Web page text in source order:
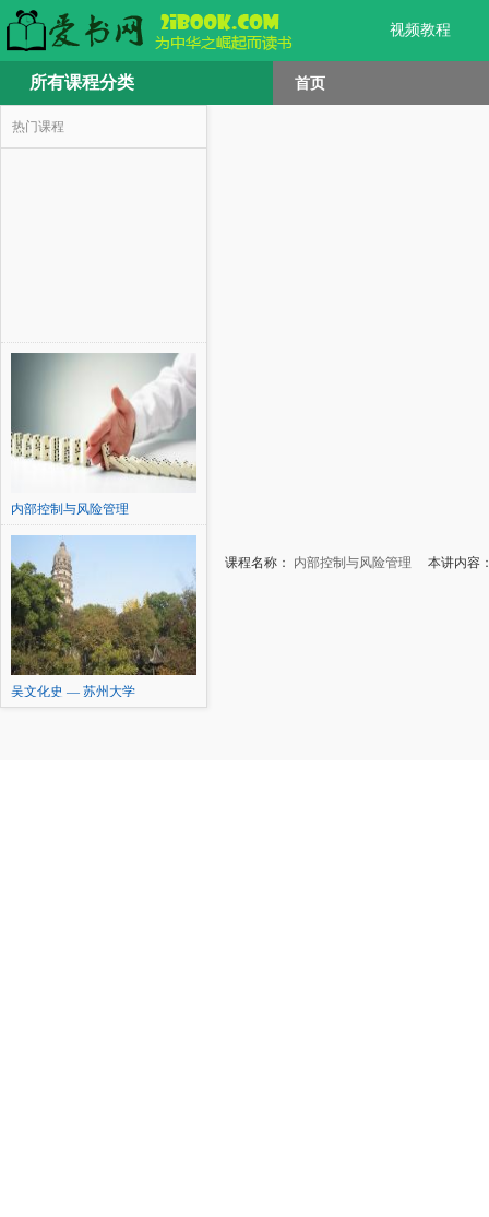
视频教程
所有课程分类 首页
热门课程
内部控制与风险管理
吴文化史 — 苏州大学
课程名称： 内部控制与风险管理 本讲内容